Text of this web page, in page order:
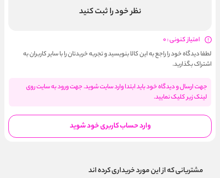
نظر خود را ثبت کنید
امتیاز کنونی : 0
لطفا دیدگاه خود را راجع به این کالا بنویسید و تجربه خریدتان را با سایر کاربران به
اشتراک بگذارید.
جهت ارسال و دیدگاه خود باید ابتدا وارد سایت شوید. جهت ورود به سایت روی
لینک زیر کلیک نمایید.
وارد حساب کاربری خود شوید
مشتریانی که از این مورد خریداری کرده اند